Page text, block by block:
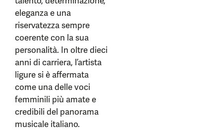
eleganza e una
riservatezza sempre
coerente con la sua
personalità. In oltre dieci
anni di carriera, l’artista
ligure si è affermata
come una delle voci
femminili più amate e
credibili del panorama
musicale italiano.